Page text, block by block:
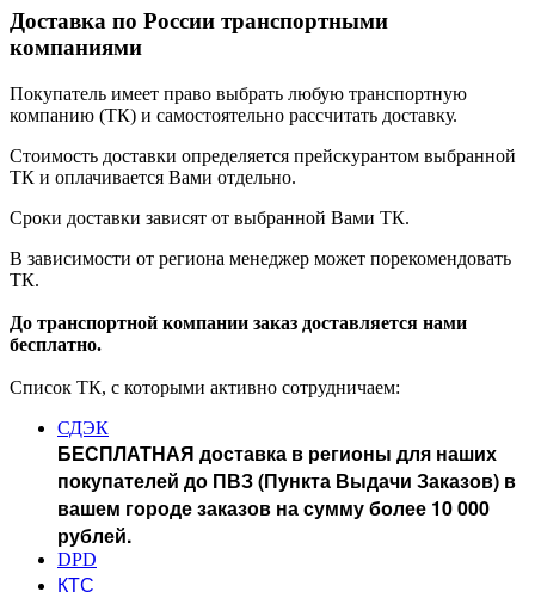
Доставка по России транспортными
компаниями
Покупатель имеет право выбрать любую транспортную
компанию (ТК) и самостоятельно рассчитать доставку.
Стоимость доставки определяется прейскурантом выбранной
ТК и оплачивается Вами отдельно.
Сроки доставки зависят от выбранной Вами ТК.
В зависимости от региона менеджер может порекомендовать
ТК.
До транспортной компании заказ доставляется нами
бесплатно.
Список ТК, с которыми активно сотрудничаем:
СДЭК
БЕСПЛАТНАЯ доставка в регионы для наших
покупателей до ПВЗ (Пункта Выдачи Заказов) в
вашем городе заказов на сумму более 10 000
рублей.
DPD
КТС